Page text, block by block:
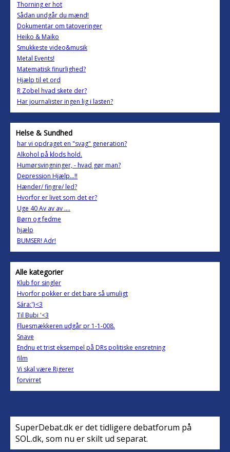
Thorning er hot
Sådan undgår du mænd!
Dokumentar om tatoveringer
Heiko & Maiko
Smukkeste video&musik
Metal Events!
Matematisk finurlighed?
Hjælp til et ord
R Zobel hvad skete der?
Har journalister ingen lig i lasten?
Helse & Sundhed
har vi opdraget en "svag" generation?
Alkohol på klods hold.
Humørsvingninger, - hvad gør man?
Depression Hjælp...!!
Hænder/ fingre/ led?
Hvorfor er livet som det er?
Uge 40 Av av av ....
Børn og fedme
hjælp
BUMSER! Adr!
Alle kategorier
Klub for singler
Hvorfor pokker er det bare så umuligt
Sára:'}<3
Til Bubi '<3
Fluesmækkeren udgår pr 1-1-008.
Snave
Endnu et trist eksempel på DRs politiske ensretning
film
Vi skal være Rigerer
forvirret
SuperDebat.dk er det tidligere debatforum på
SOL.dk, som nu er skilt ud separat.